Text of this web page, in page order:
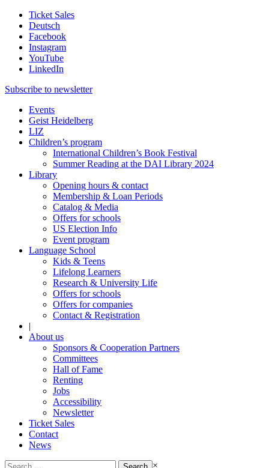
Ticket Sales
Deutsch
Facebook
Instagram
YouTube
LinkedIn
Subscribe to newsletter
Events
Geist Heidelberg
LIZ
Children’s program
International Children’s Book Festival
Summer Reading at the DAI Library 2024
Library
Opening hours & contact
Membership & Loan Periods
Catalog & Media
Offers for schools
US Election Info
Event program
Language School
Kids & Teens
Lifelong Learners
Research & University Life
Offers for schools
Offers for companies
Contact & Registration
|
About us
Sponsors & Cooperation Partners
Committees
Hall of Fame
Renting
Jobs
Accessibility
Newsletter
Ticket Sales
Contact
News
Search
×